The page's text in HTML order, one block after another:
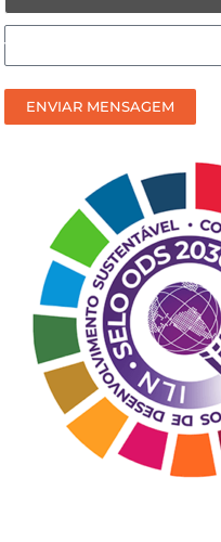
Como
prefere
receber
nosso
ENVIAR MENSAGEM